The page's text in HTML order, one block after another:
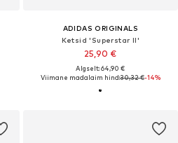
ADIDAS ORIGINALS
Ketsid 'Superstar II'
25,90 €
Algselt: 64,90 €
Viimane madalaim hind:30,32 €-14%